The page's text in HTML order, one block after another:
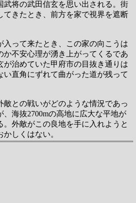
武将の武田信玄を思い出される。街
てきたとき、前方を家で視界を遮断
入って来たとき、この家の向こうは
か不安心理が湧き上がってくるであ
が治めていた甲府市の目抜き通りは
い直角にずれて曲がった道が残って
敵との戦いがどのような情況であっ
、海抜2700mの高地に広大な平地が
。外敵がこの良地を手に入れようと
しくはない。